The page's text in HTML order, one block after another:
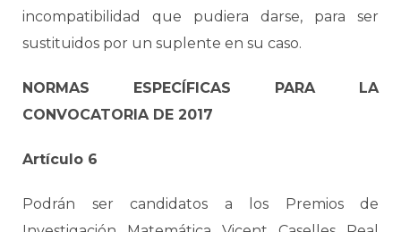
incompatibilidad que pudiera darse, para ser
sustituidos por un suplente en su caso.
NORMAS ESPECÍFICAS PARA LA
CONVOCATORIA DE 2017
Artículo 6
Podrán ser candidatos a los Premios de